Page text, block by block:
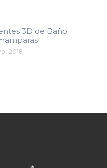
3D de Baño
2018